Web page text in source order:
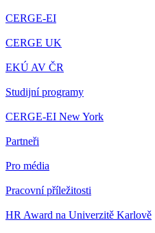
CERGE-EI
CERGE UK
EKÚ AV ČR
Studijní programy
CERGE-EI New York
Partneři
Pro média
Pracovní příležitosti
HR Award na Univerzitě Karlově